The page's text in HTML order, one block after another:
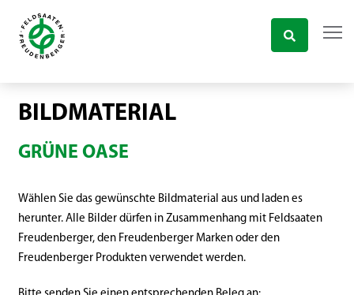
BILDMATERIAL
GRÜNE OASE
Wählen Sie das gewünschte Bildmaterial aus und laden es
herunter. Alle Bilder dürfen in Zusammenhang mit Feldsaaten
Freudenberger, den Freudenberger Marken oder den
Freudenberger Produkten verwendet werden.